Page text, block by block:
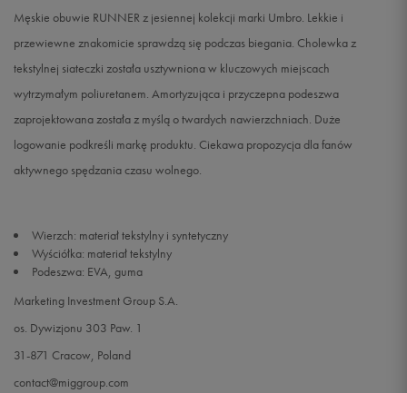
44,5 28,5 cm Powiadom o dostępności
29 cm Powiadom o dostępności
46 30 cm
Męskie obuwie RUNNER z jesiennej kolekcji marki Umbro. Lekkie i
przewiewne znakomicie sprawdzą się podczas biegania. Cholewka z
tekstylnej siateczki została usztywniona w kluczowych miejscach
wytrzymałym poliuretanem. Amortyzująca i przyczepna podeszwa
zaprojektowana została z myślą o twardych nawierzchniach. Duże
logowanie podkreśli markę produktu. Ciekawa propozycja dla fanów
aktywnego spędzania czasu wolnego.
Wierzch: materiał tekstylny i syntetyczny
Wyściółka: materiał tekstylny
Podeszwa: EVA, guma
Marketing Investment Group S.A.
os. Dywizjonu 303 Paw. 1
31-871 Cracow, Poland
contact@miggroup.com